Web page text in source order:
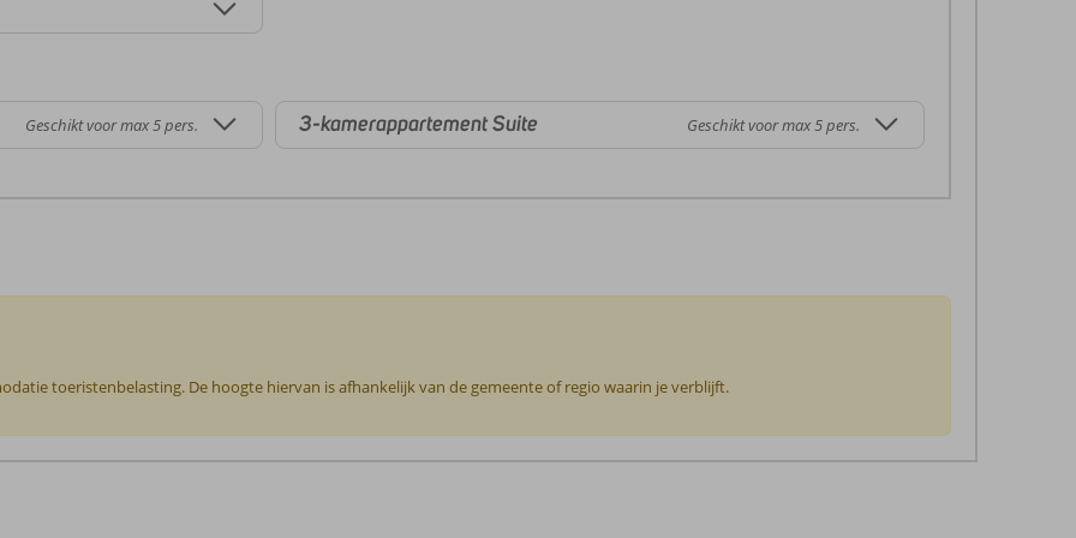
Geschikt voor max 5 pers. 3-kamerappartement Suite Geschikt voor max 5 pers.
toeristenbelasting. De hoogte hiervan is afhankelijk van de gemeente of regio waarin je verblijft.